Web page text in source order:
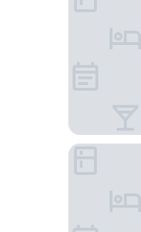
新世界偉瑞酒店